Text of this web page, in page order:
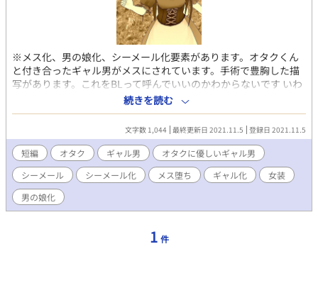
※メス化、男の娘化、シーメール化要素があります。オタクくん
と付き合ったギャル男がメスにされています。手術で豊胸した描
写があります。これをBLって呼んでいいのかわからないです いわ
ゆるオタクに優しいギャル男の話になります。色々ご想像にお任
せします。本番はありませんが下ネタ言ってますのでR15です 閲
覧ありがとうございます。他の作品もよろしくお願いします
続きを読む
文字数 1,044 最終更新日 2021.11.5 登録日 2021.11.5
短編 オタク ギャル男
オタクに優しいギャル男
シーメール
シーメール化 メス堕ち ギャル化
女装
男の娘化
1 件